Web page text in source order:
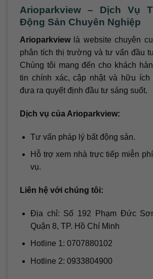
Arioparkview – Dịch Vụ
Động Sản Chuyên Nghiệp
Arioparkviewlà website chuyên
phân tích thị trường và tư vấn đầu
Chúng tôi mang đến cho khách
tin chính xác, cập nhật và hữu ích
đưa ra quyết định đầu tư sáng suốt.
Dịch vụ của Arioparkview:
Tư vấn pháp lý bất động sản.
Hỗ trợ xem nhà trực tiếp miễn
vụ.
Liên hệ với chúng tôi:
Địa chỉ: Số 192 Phạm Đức
Quận 8, TP. Hồ Chí Minh
Hotline 1: 0707880102
Hotline 2: 0933804900